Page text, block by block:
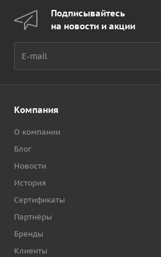
Подписывайтесь
на новости и акции
Компания
О компании
Блог
Новости
История
Сертификаты
Партнёры
Бренды
Клиенты